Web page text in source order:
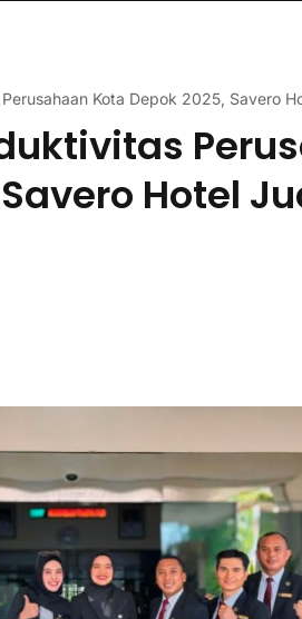
Kota Depok 2025, Savero
Hotel